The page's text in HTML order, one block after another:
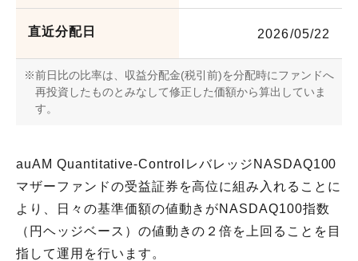
直近分配日 2026/05/22
前日比の比率は、収益分配金(税引前)を分配時にファンドへ
再投資したものとみなして修正した価額から算出していま
す。
auAM Quantitative-ControlレバレッジNASDAQ100
マザーファンドの受益証券を高位に組み入れることに
より、日々の基準価額の値動きがNASDAQ100指数
（円ヘッジベース）の値動きの２倍を上回ることを目
指して運用を行います。